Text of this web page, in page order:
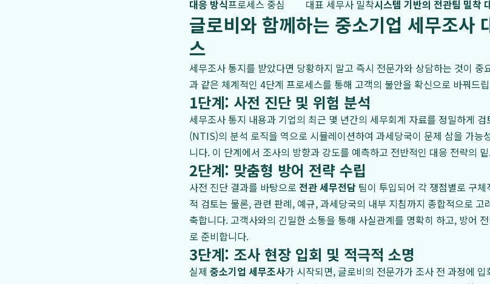
대응 방식프로세스 중심 대표 세무사 밀착시스템 기반의 전관팀 밀착
글로비와 함께하는 중소기업 세무조사
스
세무조사 통지를 받았다면 당황하지 말고 즉시 전문가와 상담하는 것이 중
과 같은 체계적인 4단계 프로세스를 통해 고객의 불안을 확신으로 바꿔드
1단계: 사전 진단 및 위험 분석
세무조사 통지 내용과 기업의 최근 몇 년간의 세무회계 자료를 정밀하게
(NTIS)의 분석 로직을 역으로 시뮬레이션하여 과세당국이 문제 삼을 가능
니다. 이 단계에서 조사의 방향과 강도를 예측하고 전반적인 대응 전략의
2단계: 맞춤형 방어 전략 수립
사전 진단 결과를 바탕으로 전관 세무전담 팀이 투입되어 각 쟁점별로 구
적 검토는 물론, 관련 판례, 예규, 과세당국의 내부 지침까지 종합적으로
축합니다. 고객사와의 긴밀한 소통을 통해 사실관계를 명확히 하고, 방어
로 준비합니다.
3단계: 조사 현장 입회 및 적극적 소명
실제 중소기업 세무조사가 시작되면, 글로비의 전문가가 조사 전 과정에